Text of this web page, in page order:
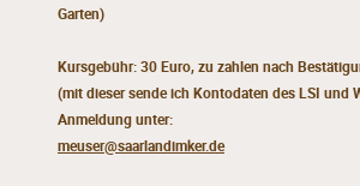
Garten)
Kursgebühr: 30 Euro, zu zahlen nach
(mit dieser sende ich Kontodaten des LSI und
Anmeldung unter:
meuser@saarlandimker.de